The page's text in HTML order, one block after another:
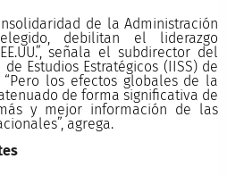
de la Administración
debilitan el liderazgo
señala el subdirector del
Estudios Estratégicos (IISS) de
“Pero los efectos globales de la
de forma significativa de
y mejor información de las
agrega.